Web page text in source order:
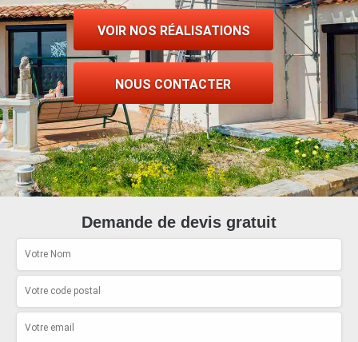
VOIR NOS RÉALISATIONS
NOUS CONTACTER
Demande de devis gratuit